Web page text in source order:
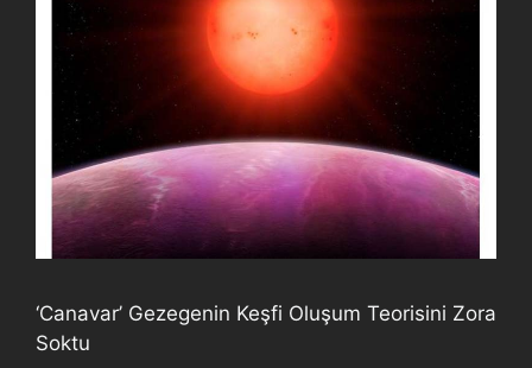
‘Canavar’ Gezegenin Keşfi Oluşum Teorisini Zora
Soktu